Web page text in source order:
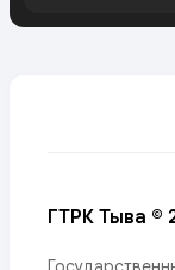
ГТРК Тыва ©